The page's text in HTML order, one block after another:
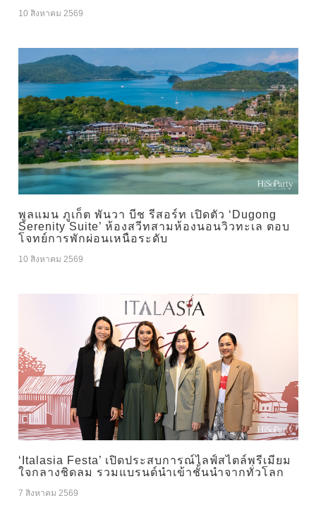
10 สิงหาคม 2569
พูลแมน ภูเก็ต พันวา บีช รีสอร์ท เปิดตัว ‘Dugong
Serenity Suite’ ห้องสวีทสามห้องนอนวิวทะเล ตอบ
โจทย์การพักผ่อนเหนือระดับ
10 สิงหาคม 2569
‘Italasia Festa’ เปิดประสบการณ์ไลฟ์สไตล์พรีเมียม
ใจกลางชิดลม รวมแบรนด์นำเข้าชั้นนำจากทั่วโลก
7 สิงหาคม 2569